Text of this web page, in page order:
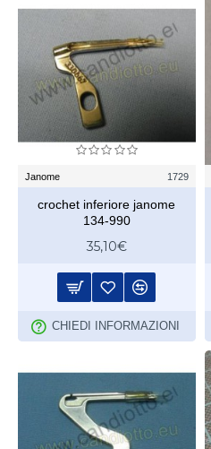
Janome 1729
crochet inferiore janome
134-990
35,10€
CHIEDI INFORMAZIONI